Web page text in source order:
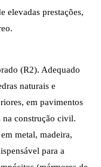
elevadas prestações,
(R2). Adequado
naturais e
em pavimentos
na construção civil.
metal, madeira,
para a